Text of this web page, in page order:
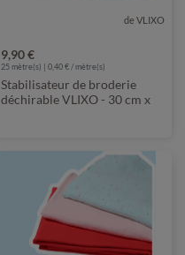
de VLIXO
9,90 €
25mètre(s) | 0,40 € / mètre(s)
Stabilisateur de broderie
déchirable VLIXO - 30 cm x